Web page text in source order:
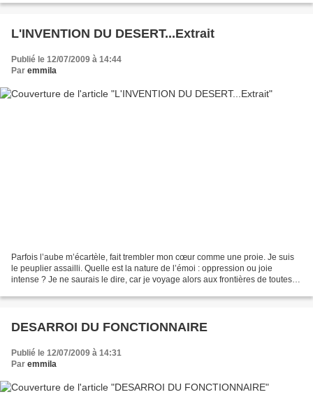
L'INVENTION DU DESERT...Extrait
Publié le 12/07/2009 à 14:44
Par emmila
Parfois l’aube m’écartèle, fait trembler mon cœur comme une proie. Je suis
le peuplier assailli. Quelle est la nature de l’émoi : oppression ou joie
intense ? Je ne saurais le dire, car je voyage alors aux frontières de toutes
DESARROI DU FONCTIONNAIRE
Publié le 12/07/2009 à 14:31
Par emmila